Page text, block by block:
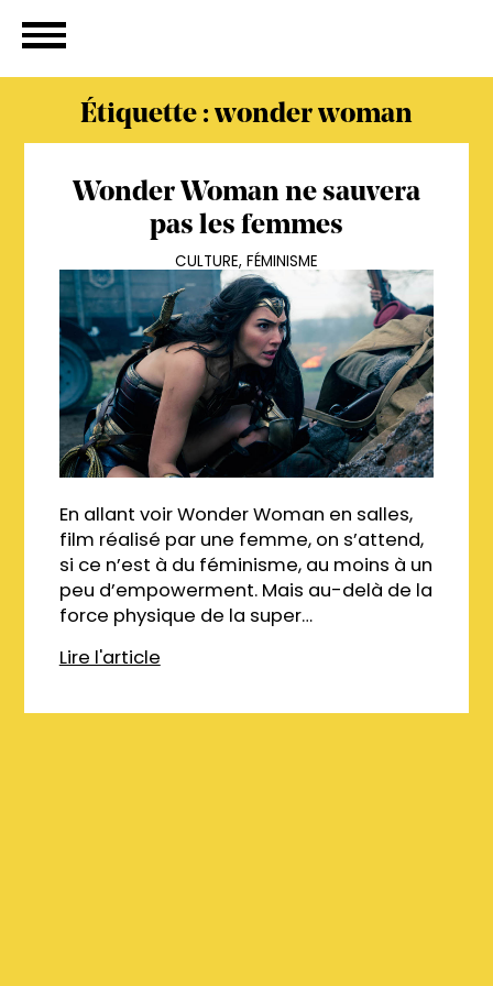
Étiquette : wonder woman
Wonder Woman ne sauvera
pas les femmes
CULTURE, FÉMINISME
En allant voir Wonder Woman en salles,
film réalisé par une femme, on s’attend,
si ce n’est à du féminisme, au moins à un
peu d’empowerment. Mais au-delà de la
force physique de la super…
Lire l'article